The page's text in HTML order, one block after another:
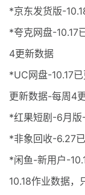
*京东发货版-
*夸克网盘-10.17
4更新数据
*UC网盘-10.17
更新数据-每周4
*红果短剧-6月
*非象回收-6.27
*闲鱼-新用户-
10.18作业数据，